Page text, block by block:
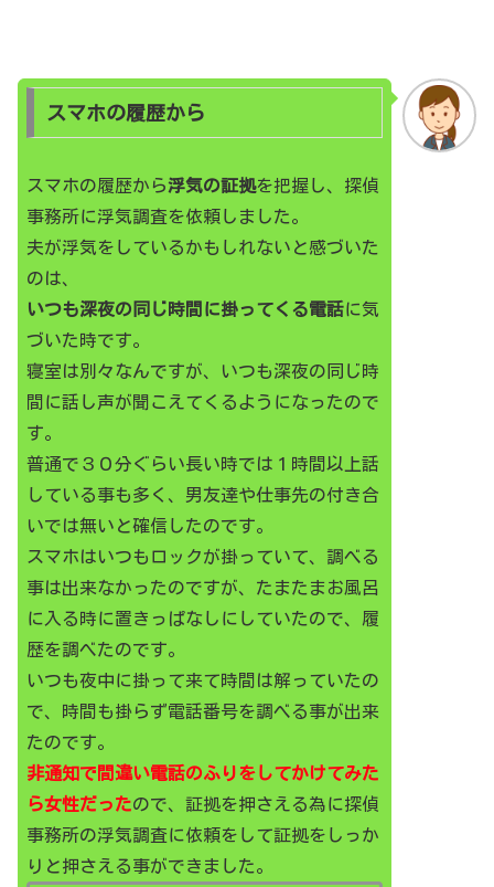
スマホの履歴から
スマホの履歴から浮気の証拠を把握し、探偵
事務所に浮気調査を依頼しました。
夫が浮気をしているかもしれないと感づいた
のは、
いつも深夜の同じ時間に掛ってくる電話に気
づいた時です。
寝室は別々なんですが、いつも深夜の同じ時
間に話し声が聞こえてくるようになったので
す。
普通で３０分ぐらい長い時では１時間以上話
している事も多く、男友達や仕事先の付き合
いでは無いと確信したのです。
スマホはいつもロックが掛っていて、調べる
事は出来なかったのですが、たまたまお風呂
に入る時に置きっぱなしにしていたので、履
歴を調べたのです。
いつも夜中に掛って来て時間は解っていたの
で、時間も掛らず電話番号を調べる事が出来
たのです。
非通知で間違い電話のふりをしてかけてみた
ら女性だったので、証拠を押さえる為に探偵
事務所の浮気調査に依頼をして証拠をしっか
りと押さえる事ができました。